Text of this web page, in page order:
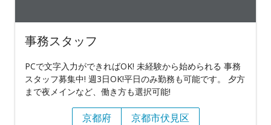
事務スタッフ
PCで文字入力ができればOK! 未経験から始められる 事務
スタッフ募集中! 週3日OK!平日のみ勤務も可能です。 夕方
まで夜メインなど、働き方も選択可能!
京都府
京都市伏見区